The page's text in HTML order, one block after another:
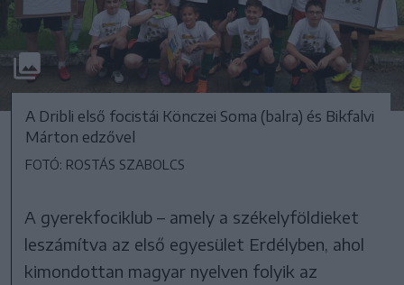
A Dribli első focistái Könczei Soma (balra) és Bikfalvi
Márton edzővel
FOTÓ: ROSTÁS SZABOLCS
A gyerekfociklub – amely a székelyföldieket
leszámítva az első egyesület Erdélyben, ahol
kimondottan magyar nyelven folyik az